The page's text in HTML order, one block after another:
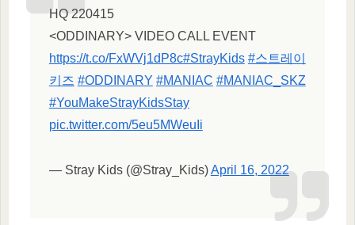
HQ 220415
<ODDINARY> VIDEO CALL EVENT
https://t.co/FxWVj1dP8c#StrayKids #스트레이
키즈 #ODDINARY #MANIAC #MANIAC_SKZ
#YouMakeStrayKidsStay
pic.twitter.com/5eu5MWeuIi
— Stray Kids (@Stray_Kids)April 16, 2022